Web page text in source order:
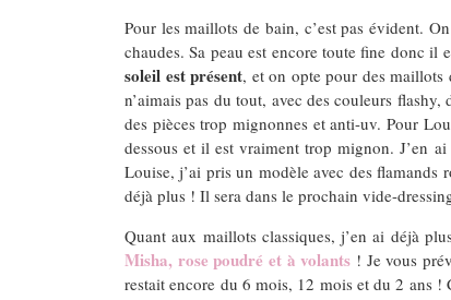
Pour les maillots de bain, c’est pas évident.
chaudes. Sa peau est encore toute fine donc
soleil est présent, et on opte pour des maillots
n’aimais pas du tout, avec des couleurs
des pièces trop mignonnes et anti-uv. Pour
dessous et il est vraiment trop mignon. J’en
Louise, j’ai pris un modèle avec des flamands
déjà plus ! Il sera dans le prochain vide-
Quant aux maillots classiques, j’en ai déjà
Misha, rose poudré et à volants ! Je vous
restait encore du 6 mois, 12 mois et du 2 ans !